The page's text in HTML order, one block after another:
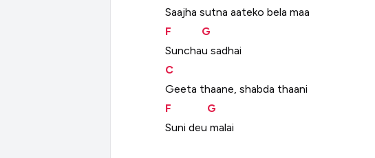
Saajha sutna aateko bela maa
F
G
Sunchau sadhai
C
Geeta thaane, shabda thaani
F
G
Suni deu malai